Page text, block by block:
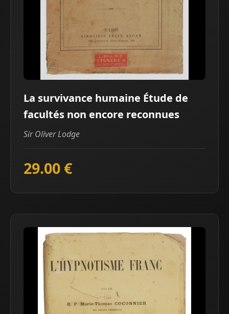
La survivance humaine Étude de
facultés non encore reconnues
Sir Oliver Lodge
29.00 €